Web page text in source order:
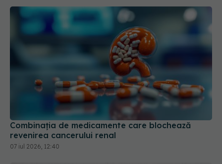
Combinația de medicamente care blochează
revenirea cancerului renal
07 iul 2026, 12:40